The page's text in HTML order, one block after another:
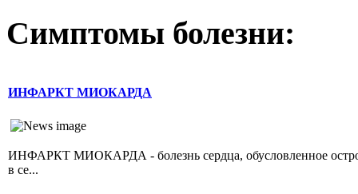
Симптомы болезни:
ИНФАРКТ МИОКАРДА
ИНФАРКТ МИОКАРДА - болезнь сердца, обусловленное острой
в се...